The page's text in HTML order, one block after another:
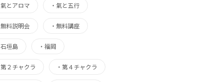
氣とアロマ ・ 氣と五行
無料説明会 ・ 無料講座
石垣島 ・ 福岡
第２チャクラ ・ 第４チャクラ